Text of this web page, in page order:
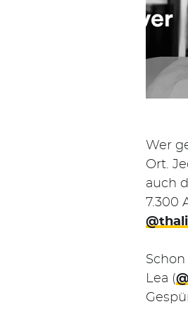
Wer
Ort.
auch
7.300
Lea (